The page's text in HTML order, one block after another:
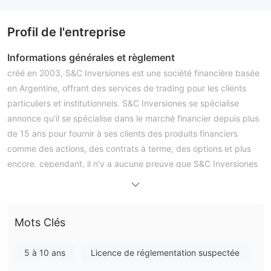
Profil de l'entreprise
Informations générales et règlement
créé en 2003, S&C Inversiones est une société financière basée
en Argentine, offrant des services de trading pour les clients
particuliers et institutionnels. S&C Inversiones se spécialise
annonce qu'il se spécialise dans le marché financier depuis plus
de 15 ans pour fournir à ses clients des produits financiers
comme des actions, des contrats à terme, des options et plus
encore. cependant, il n'y a aucune preuve que S&C Inversiones
suivants:
Actions
Mots Clés
5 à 10 ans Licence de réglementation suspectée